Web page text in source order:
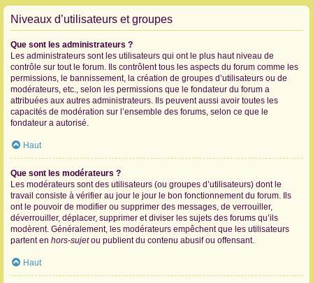
Niveaux d’utilisateurs et groupes
Que sont les administrateurs ?
Les administrateurs sont les utilisateurs qui ont le plus haut niveau de
contrôle sur tout le forum. Ils contrôlent tous les aspects du forum comme les
permissions, le bannissement, la création de groupes d’utilisateurs ou de
modérateurs, etc., selon les permissions que le fondateur du forum a
attribuées aux autres administrateurs. Ils peuvent aussi avoir toutes les
capacités de modération sur l’ensemble des forums, selon ce que le
fondateur a autorisé.
Haut
Que sont les modérateurs ?
Les modérateurs sont des utilisateurs (ou groupes d’utilisateurs) dont le
travail consiste à vérifier au jour le jour le bon fonctionnement du forum. Ils
ont le pouvoir de modifier ou supprimer des messages, de verrouiller,
déverrouiller, déplacer, supprimer et diviser les sujets des forums qu’ils
modèrent. Généralement, les modérateurs empêchent que les utilisateurs
partent en hors-sujetou publient du contenu abusif ou offensant.
Haut